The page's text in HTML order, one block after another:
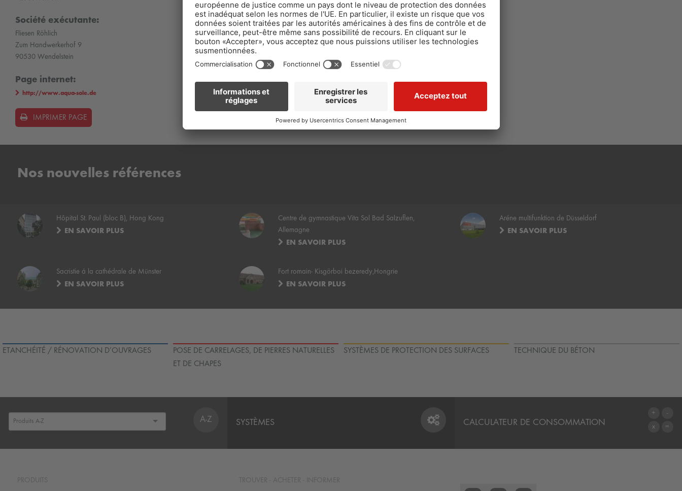
Société exécutante:
Fliesen Röhlich
Zum Handwerkerhof 9
90530 Wendelstein
Page internet:
http://www.aqua-sole.de
IMPRIMER PAGE
Nos nouvelles références
Hôpital St. Paul (bloc B), Hong Kong
EN SAVOIR PLUS
Centre de gymnastique Vita Sol Bad Salzuflen,
Allemagne
EN SAVOIR PLUS
Aréne multifunktion de Düsseldorf
EN SAVOIR PLUS
Sacristie á la cathédrale de Münster
EN SAVOIR PLUS
Fort romain- Kisgörboi bezeredy,Hongrie
EN SAVOIR PLUS
ETANCHÉITÉ / RÉNOVATION D’OUVRAGES
POSE DE CARRELAGES, DE PIERRES NATURELLES
ET DE CHAPES
SYSTÈMES DE PROTECTION DES SURFACES TECHNIQUE DU BÉTON
A-Z SYSTÈMES CALCULATEUR DE CONSOMMATION